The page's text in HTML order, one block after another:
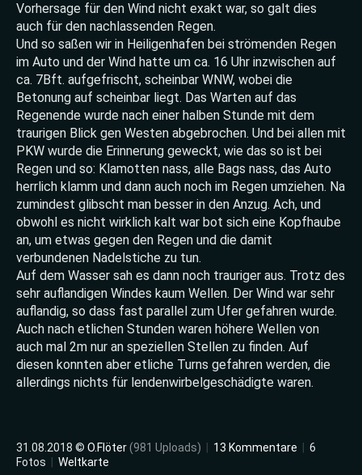
Vorhersage für den Wind nicht exakt war, so galt dies
auch für den nachlassenden Regen.
Und so saßen wir in Heiligenhafen bei strömenden Regen
im Auto und der Wind hatte um ca. 16 Uhr inzwischen auf
ca. 7Bft. aufgefrischt, scheinbar WNW, wobei die
Betonung auf scheinbar liegt. Das Warten auf das
Regenende wurde nach einer halben Stunde mit dem
traurigen Blick gen Westen abgebrochen. Und bei allen mit
PKW wurde die Erinnerung geweckt, wie das so ist bei
Regen und so: Klamotten nass, alle Bags nass, das Auto
herrlich klamm und dann auch noch im Regen umziehen. Na
zumindest glibscht man besser in den Anzug. Ach, und
obwohl es nicht wirklich kalt war bot sich eine Kopfhaube
an, um etwas gegen den Regen und die damit
verbundenen Nadelstiche zu tun.
Auf dem Wasser sah es dann noch trauriger aus. Trotz des
sehr auflandigen Windes kaum Wellen. Der Wind war sehr
auflandig, so dass fast parallel zum Ufer gefahren wurde.
Auch nach etlichen Stunden waren höhere Wellen von
auch mal 2m nur an speziellen Stellen zu finden. Auf
diesen konnten aber etliche Turns gefahren werden, die
allerdings nichts für lendenwirbelgeschädigte waren.
31.08.2018 © O.Flöter(981 Uploads) 13 Kommentare
6
Fotos
Weltkarte